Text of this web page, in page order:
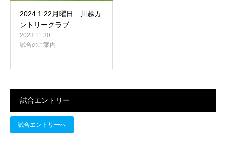
2024.1.22月曜日 川越カ
ントリークラブ…
2023.11.30
試合のご案内
試合エントリー
試合エントリーへ